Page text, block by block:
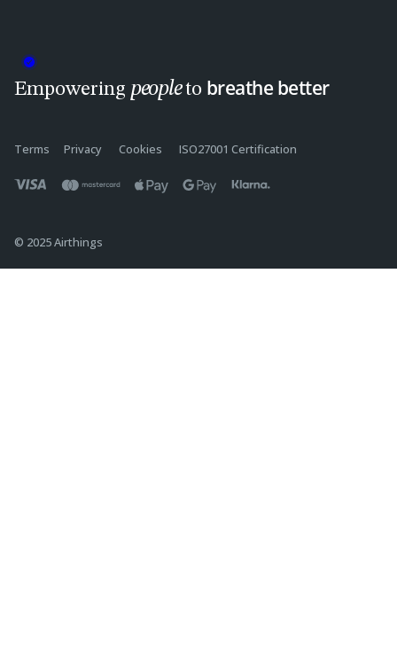
Empowering peopleto breathe better
Terms Privacy Cookies ISO27001 Certification
© 2025 Airthings